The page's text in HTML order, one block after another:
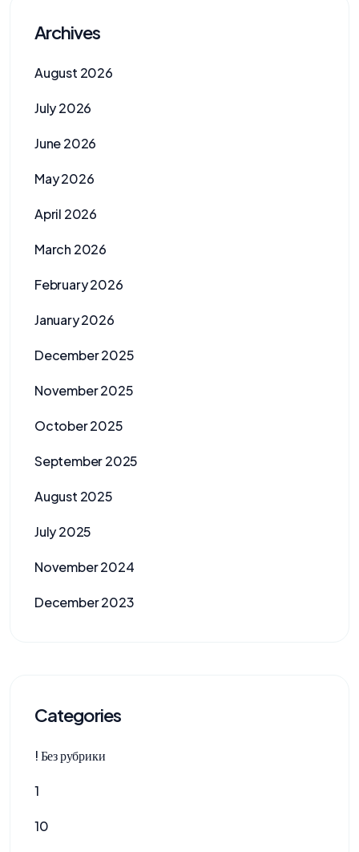
Archives
August 2026
July 2026
June 2026
May 2026
April 2026
March 2026
February 2026
January 2026
December 2025
November 2025
October 2025
September 2025
August 2025
July 2025
November 2024
December 2023
Categories
! Без рубрики
1
10